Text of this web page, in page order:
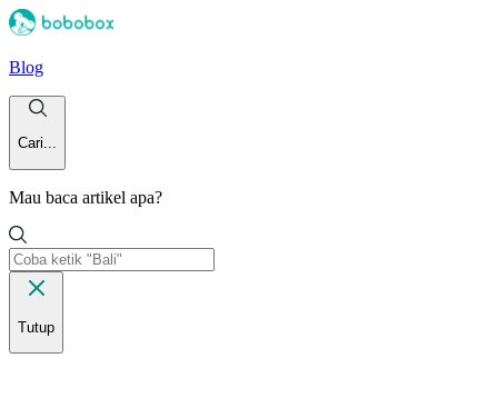
Blog
Cari...
Mau baca artikel apa?
Tutup